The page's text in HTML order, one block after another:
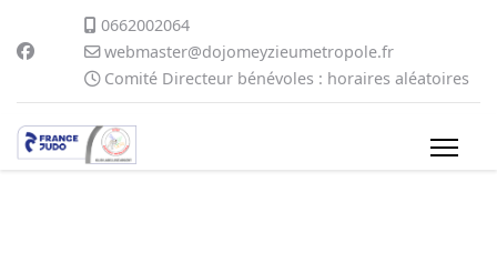
0662002064
webmaster@dojomeyzieumetropole.fr
Comité Directeur bénévoles : horaires aléatoires